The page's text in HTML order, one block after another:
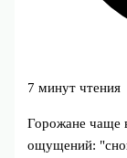
7 минут чтения
Горожане чаще
ощущений: